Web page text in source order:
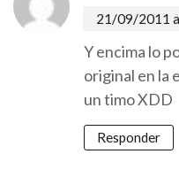
21/09/2011
Y encima lo
original en la
un timo XDD
Responder